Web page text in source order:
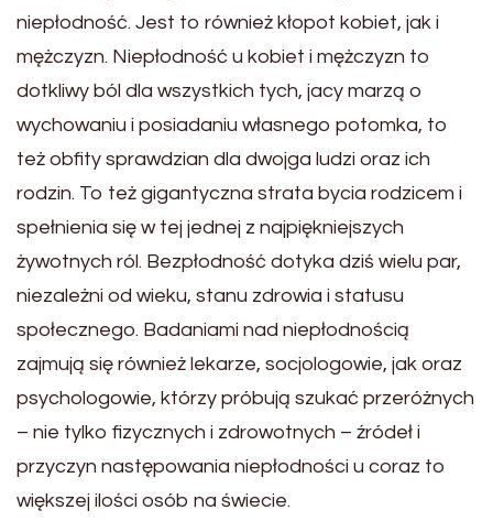
niepłodność. Jest to również kłopot kobiet, jak i
mężczyzn. Niepłodność u kobiet i mężczyzn to
dotkliwy ból dla wszystkich tych, jacy marzą o
wychowaniu i posiadaniu własnego potomka, to
też obfity sprawdzian dla dwojga ludzi oraz ich
rodzin. To też gigantyczna strata bycia rodzicem i
spełnienia się w tej jednej z najpiękniejszych
żywotnych ról. Bezpłodność dotyka dziś wielu par,
niezależni od wieku, stanu zdrowia i statusu
społecznego. Badaniami nad niepłodnością
zajmują się również lekarze, socjologowie, jak oraz
psychologowie, którzy próbują szukać przeróżnych
– nie tylko fizycznych i zdrowotnych – źródeł i
przyczyn następowania niepłodności u coraz to
większej ilości osób na świecie.